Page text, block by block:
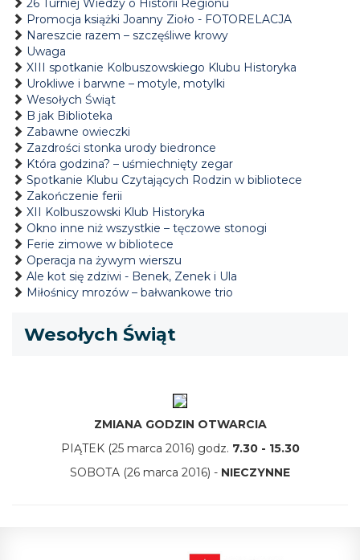
26 Turniej Wiedzy o Historii Regionu
Promocja książki Joanny Zioło - FOTORELACJA
Nareszcie razem – szczęśliwe krowy
Uwaga
XIII spotkanie Kolbuszowskiego Klubu Historyka
Urokliwe i barwne – motyle, motylki
Wesołych Świąt
B jak Biblioteka
Zabawne owieczki
Zazdrości stonka urody biedronce
Która godzina? – uśmiechnięty zegar
Spotkanie Klubu Czytających Rodzin w bibliotece
Zakończenie ferii
XII Kolbuszowski Klub Historyka
Okno inne niż wszystkie – tęczowe stonogi
Ferie zimowe w bibliotece
Operacja na żywym wierszu
Ale kot się zdziwi - Benek, Zenek i Ula
Miłośnicy mrozów – bałwankowe trio
Wesołych Świąt
ZMIANA GODZIN OTWARCIA
PIĄTEK (25 marca 2016) godz. 7.30 - 15.30
SOBOTA (26 marca 2016) - NIECZYNNE